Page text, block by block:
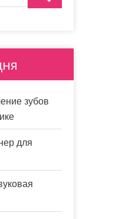
зубов
для